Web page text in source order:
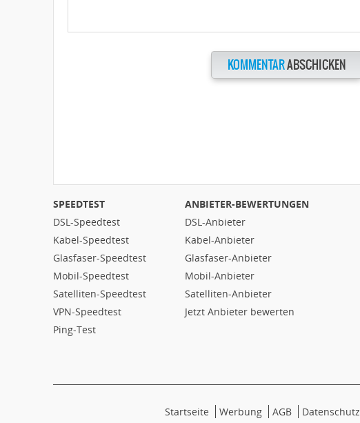
KOMMENTARABSCHICKEN
SPEEDTEST
DSL-Speedtest
Kabel-Speedtest
Glasfaser-Speedtest
Mobil-Speedtest
Satelliten-Speedtest
VPN-Speedtest
Ping-Test
ANBIETER-BEWERTUNGEN
DSL-Anbieter
Kabel-Anbieter
Glasfaser-Anbieter
Mobil-Anbieter
Satelliten-Anbieter
Jetzt Anbieter bewerten
Startseite Werbung AGB Datenschutz